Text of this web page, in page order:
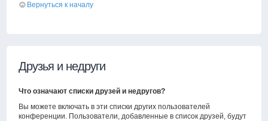
Вернуться к началу
Друзья и недруги
Что означают списки друзей и недругов?
Вы можете включать в эти списки других пользователей
конференции. Пользователи, добавленные в список друзей, будут